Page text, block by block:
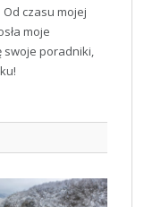
czasu mojej
moje
swoje poradniki,